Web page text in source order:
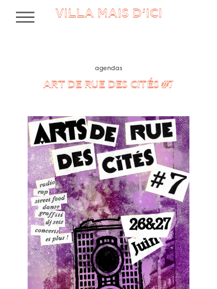
VILLA MAIS D’ICI
MENU
agendas
ART DE RUE DES CITÉS #7